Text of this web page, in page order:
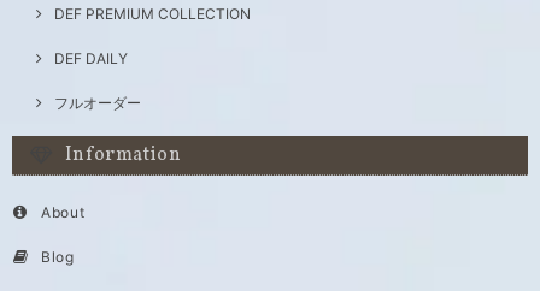
DEF PREMIUM COLLECTION
DEF DAILY
フルオーダー
Information
About
Blog